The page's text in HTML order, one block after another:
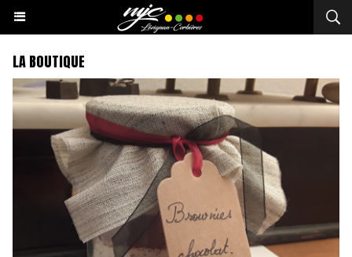
LA BOUTIQUE